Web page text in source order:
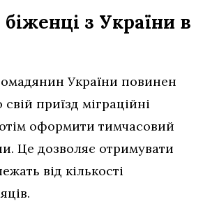
з України в
України повинен
приїзд міграційні
оформити тимчасовий
Це дозволяє отримувати
від кількості